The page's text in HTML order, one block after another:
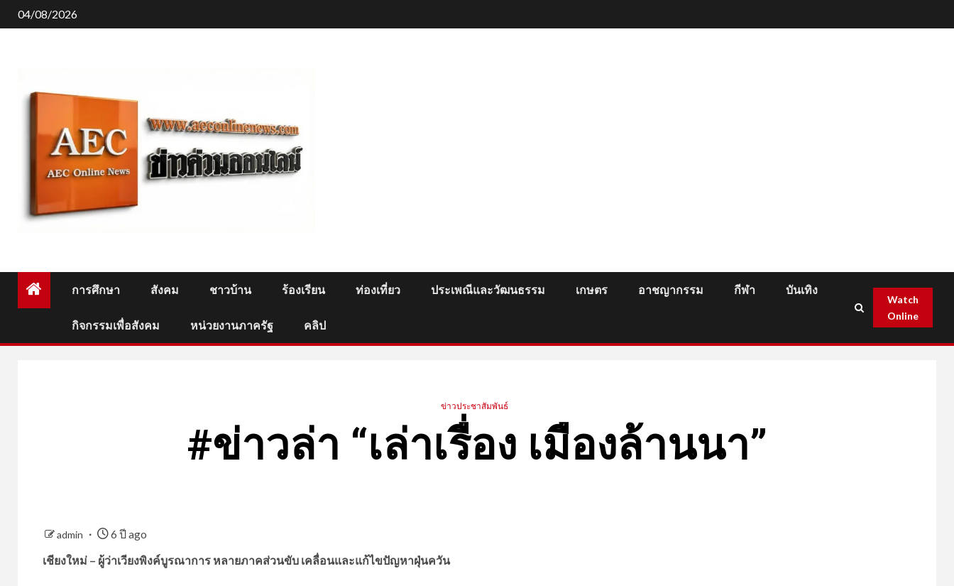
Skip
to
04/08/2026
การศึกษา สังคม ชาวบ้าน ร้องเรียน ท่องเที่ยว ประเพณีและวัฒนธรรม เกษตร อาชญากรรม กีฬา บันเทิง
กิจกรรมเพื่อสังคม หน่วยงานภาครัฐ คลิป
Watch
Online
ข่าวประชาสัมพันธ์
#ข่าวล่า “เล่าเรื่อง เมืองล้านนา”
admin
6 ปี ago
เชียงใหม่ – ผู้ว่าเวียงพิงค์บูรณาการ หลายภาคส่วนขับ เคลื่อนและแก้ไขปัญหาฝุ่นควัน